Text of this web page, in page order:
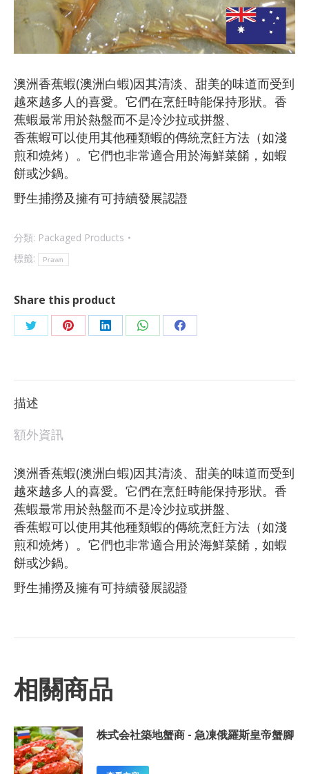
澳洲香蕉蝦(澳洲白蝦)因其清淡、甜美的味道而受到
越來越多人的喜愛。它們在烹飪時能保持形狀。香
蕉蝦最常用於熱盤而不是冷沙拉或拼盤、
香蕉蝦可以使用其他種類蝦的傳統烹飪方法（如淺
煎和燒烤）。它們也非常適合用於海鮮菜餚，如蝦
餅或沙鍋。
野生捕撈及擁有可持續發展認證
分類: Packaged Products
標籤:
Prawn
Share this product
描述
額外資訊
澳洲香蕉蝦(澳洲白蝦)因其清淡、甜美的味道而受到
越來越多人的喜愛。它們在烹飪時能保持形狀。香
蕉蝦最常用於熱盤而不是冷沙拉或拼盤、
香蕉蝦可以使用其他種類蝦的傳統烹飪方法（如淺
煎和燒烤）。它們也非常適合用於海鮮菜餚，如蝦
餅或沙鍋。
野生捕撈及擁有可持續發展認證
相關商品
株式会社築地蟹商 - 急凍俄羅斯皇帝蟹腳